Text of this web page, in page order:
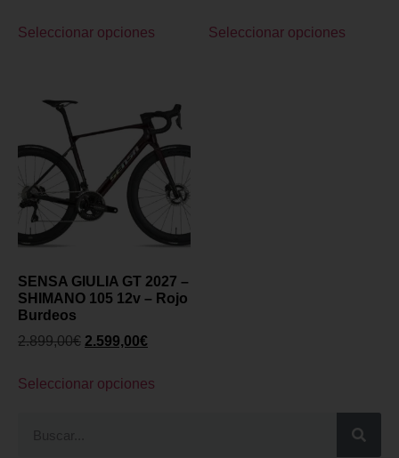
Seleccionar opciones Seleccionar opciones
SENSA GIULIA GT 2027 –
SHIMANO 105 12v – Rojo
Burdeos
2.899,00€ 2.599,00€
Seleccionar opciones